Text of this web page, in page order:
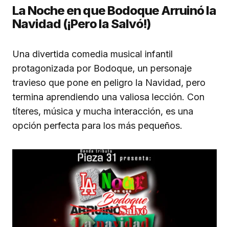
La Noche en que Bodoque Arruinó la
Navidad (¡Pero la Salvó!)
Una divertida comedia musical infantil
protagonizada por Bodoque, un personaje
travieso que pone en peligro la Navidad, pero
termina aprendiendo una valiosa lección. Con
títeres, música y mucha interacción, es una
opción perfecta para los más pequeños.